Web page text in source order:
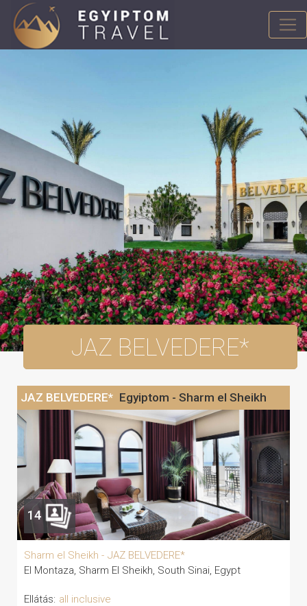
JAZ BELVEDERE*
JAZ BELVEDERE* Egyiptom - Sharm el Sheikh
14
Sharm el Sheikh - JAZ BELVEDERE*
El Montaza, Sharm El Sheikh, South Sinai, Egypt
Ellátás: all inclusive